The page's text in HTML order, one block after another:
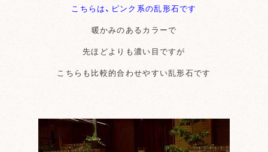
こちらは、ピンク系の乱形石です
暖かみのあるカラーで
先ほどよりも濃い目ですが
こちらも比較的合わせやすい乱形石です